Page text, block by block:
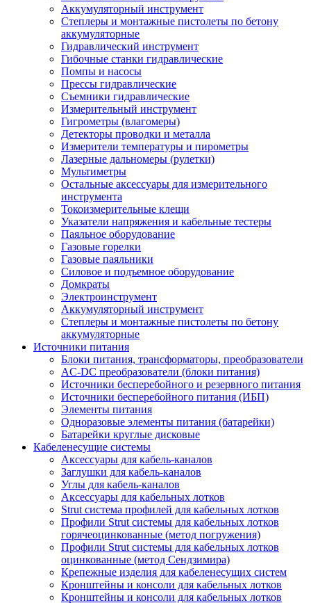
Аккумуляторный инструмент
Степлеры и монтажные пистолеты по бетону
аккумуляторные
Гидравлический инструмент
Гибочные станки гидравлические
Помпы и насосы
Прессы гидравлические
Съемники гидравлические
Измерительный инструмент
Гигрометры (влагомеры)
Детекторы проводки и металла
Измерители температуры и пирометры
Лазерные дальномеры (рулетки)
Мультиметры
Остальные аксессуары для измерительного
инструмента
Токоизмерительные клещи
Указатели напряжения и кабельные тестеры
Паяльное оборудование
Газовые горелки
Газовые паяльники
Силовое и подъемное оборудование
Домкраты
Электроинструмент
Аккумуляторный инструмент
Степлеры и монтажные пистолеты по бетону
аккумуляторные
Источники питания
Блоки питания, трансформаторы, преобразователи
AC-DC преобразователи (блоки питания)
Источники бесперебойного и резервного питания
Источники бесперебойного питания (ИБП)
Элементы питания
Одноразовые элементы питания (батарейки)
Батарейки круглые дисковые
Кабеленесущие системы
Аксессуары для кабель-каналов
Заглушки для кабель-каналов
Углы для кабель-каналов
Аксессуары для кабельных лотков
Strut система профилей для кабельных лотков
Профили Strut системы для кабельных лотков
горячеоцинкованные (метод погружения)
Профили Strut системы для кабельных лотков
оцинкованные (метод Сендзимира)
Крепежные изделия для кабеленесущих систем
Кронштейны и консоли для кабельных лотков
Кронштейны и консоли для кабельных лотков